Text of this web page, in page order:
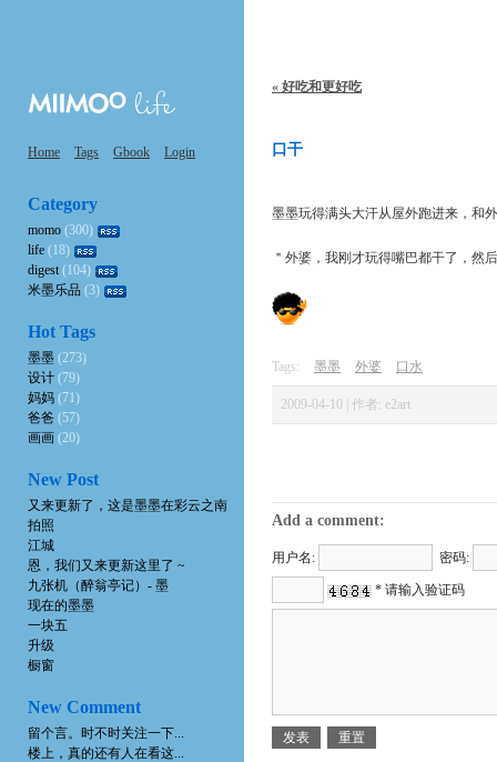
Home Tags Gbook Login
« 好吃和更好吃
口干
墨墨玩得满头大汗从屋外跑进来，和
＂外婆，我刚才玩得嘴巴都干了，然
Tags: 墨墨 外婆 口水
2009-04-10 | 作者: e2art
Add a comment:
用户名: 密码:
* 请输入验证码
Category
momo (300)
life (18)
digest(104)
米墨乐品 (3)
Hot Tags
墨墨 (273)
设计 (79)
妈妈 (71)
爸爸 (57)
画画 (20)
New Post
又来更新了，这是墨墨在彩云之南
拍照
江城
恩，我们又来更新这里了 ~
九张机（醉翁亭记）- 墨
现在的墨墨
一块五
升级
橱窗
New Comment
留个言。时不时关注一下...
楼上，真的还有人在看这...